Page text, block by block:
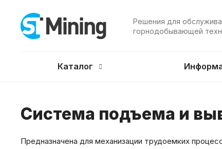
Решения для
горнодобывающей
Каталог
Система подъема и
Предназначена для механизации трудоемких